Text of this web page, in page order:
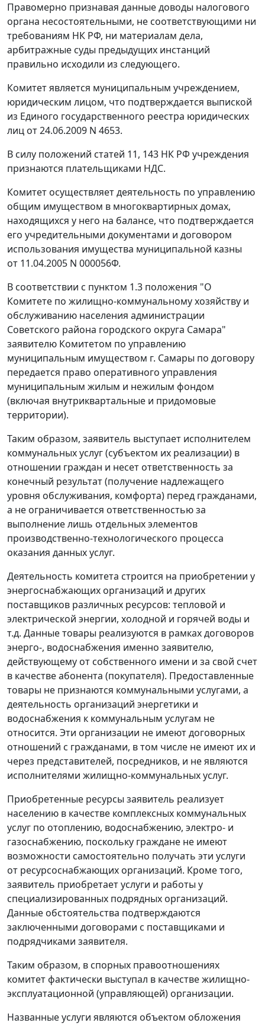
Правомерно признавая данные доводы налогового
органа несостоятельными, не соответствующими ни
требованиям НК РФ, ни материалам дела,
арбитражные суды предыдущих инстанций
правильно исходили из следующего.
Комитет является муниципальным учреждением,
юридическим лицом, что подтверждается выпиской
из Единого государственного реестра юридических
лиц от 24.06.2009 N 4653.
В силу положений статей 11, 143 НК РФ учреждения
признаются плательщиками НДС.
Комитет осуществляет деятельность по управлению
общим имуществом в многоквартирных домах,
находящихся у него на балансе, что подтверждается
его учредительными документами и договором
использования имущества муниципальной казны
от 11.04.2005 N 000056Ф.
В соответствии с пунктом 1.3 положения "О
Комитете по жилищно-коммунальному хозяйству и
обслуживанию населения администрации
Советского района городского округа Самара"
заявителю Комитетом по управлению
муниципальным имуществом г. Самары по договору
передается право оперативного управления
муниципальным жилым и нежилым фондом
(включая внутриквартальные и придомовые
территории).
Таким образом, заявитель выступает исполнителем
коммунальных услуг (субъектом их реализации) в
отношении граждан и несет ответственность за
конечный результат (получение надлежащего
уровня обслуживания, комфорта) перед гражданами,
а не ограничивается ответственностью за
выполнение лишь отдельных элементов
производственно-технологического процесса
оказания данных услуг.
Деятельность комитета строится на приобретении у
энергоснабжающих организаций и других
поставщиков различных ресурсов: тепловой и
электрической энергии, холодной и горячей воды и
т.д. Данные товары реализуются в рамках договоров
энерго-, водоснабжения именно заявителю,
действующему от собственного имени и за свой счет
в качестве абонента (покупателя). Предоставленные
товары не признаются коммунальными услугами, а
деятельность организаций энергетики и
водоснабжения к коммунальным услугам не
относится. Эти организации не имеют договорных
отношений с гражданами, в том числе не имеют их и
через представителей, посредников, и не являются
исполнителями жилищно-коммунальных услуг.
Приобретенные ресурсы заявитель реализует
населению в качестве комплексных коммунальных
услуг по отоплению, водоснабжению, электро- и
газоснабжению, поскольку граждане не имеют
возможности самостоятельно получать эти услуги
от ресурсоснабжающих организаций. Кроме того,
заявитель приобретает услуги и работы у
специализированных подрядных организаций.
Данные обстоятельства подтверждаются
заключенными договорами с поставщиками и
подрядчиками заявителя.
Таким образом, в спорных правоотношениях
комитет фактически выступал в качестве жилищно-
эксплуатационной (управляющей) организации.
Названные услуги являются объектом обложения